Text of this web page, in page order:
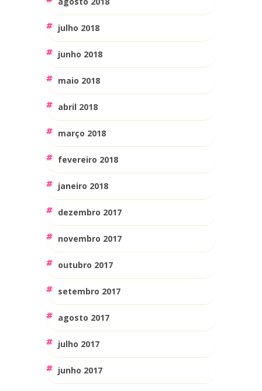
julho 2018
junho 2018
maio 2018
abril 2018
março 2018
fevereiro 2018
janeiro 2018
dezembro 2017
novembro 2017
outubro 2017
setembro 2017
agosto 2017
julho 2017
junho 2017